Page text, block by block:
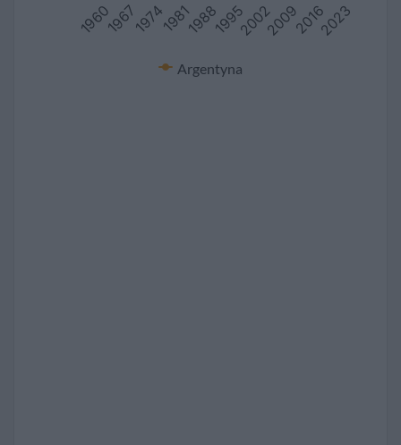
Argentyna
1960 2002
19671974198119881995 200920162023